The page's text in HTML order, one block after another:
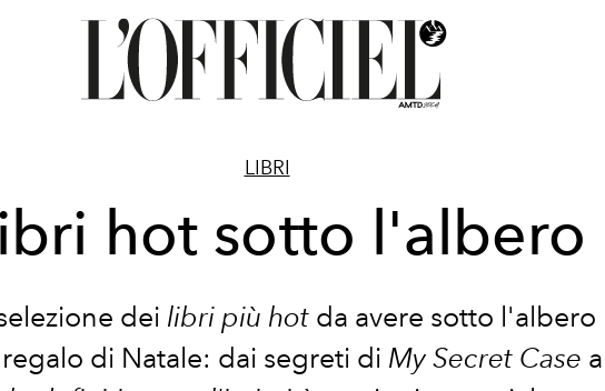
LIBRI
hot sotto l'albero
dei libri più hot da avere sotto l'albero
di Natale: dai segreti di My Secret Case